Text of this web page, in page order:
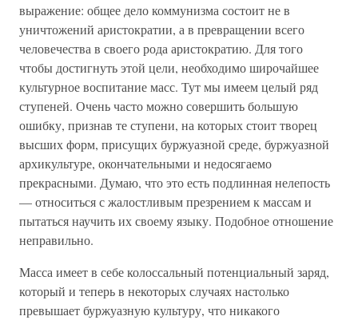
выражение: общее дело коммунизма состоит не в
уничтожений аристократии, а в превращении всего
человечества в своего рода аристократию. Для того
чтобы достигнуть этой цели, необходимо широчайшее
культурное воспитание масс. Тут мы имеем целый ряд
ступеней. Очень часто можно совершить большую
ошибку, признав те ступени, на которых стоит творец
высших форм, присущих буржуазной среде, буржуазной
архикультуре, окончательными и недосягаемо
прекрасными. Думаю, что это есть подлинная нелепость
— относиться с жалостливым презрением к массам и
пытаться научить их своему языку. Подобное отношение
неправильно.
Масса имеет в себе колоссальный потенциальный заряд,
который и теперь в некоторых случаях настолько
превышает буржуазную культуру, что никакого